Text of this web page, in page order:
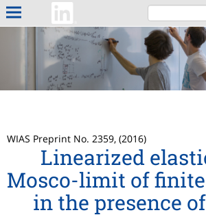
WIAS Preprint No. 2359, (2016)
Linearized
Mosco-limit of
in the presence